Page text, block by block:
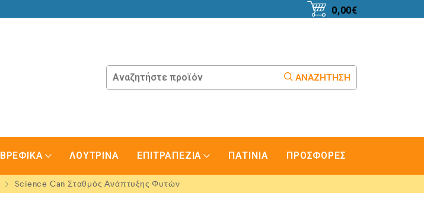
0,00€
ΑΝΑΖΉΤΗΣΗ
ΒΡΕΦΙΚΑ ΛΟΥΤΡΙΝΑ ΕΠΙΤΡΑΠΕΖΙΑ ΠΑΤΙΝΙΑ ΠΡΟΣΦΟΡΕΣ
Science Can Σταθμός Ανάπτυξης Φυτών